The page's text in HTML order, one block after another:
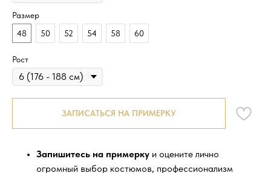
Размер
48
50 52 54 58 60
Рост
ЗАПИСАТЬСЯ НА ПРИМЕРКУ
Запишитесь на примерку и оцените лично
огромный выбор костюмов, профессионализм